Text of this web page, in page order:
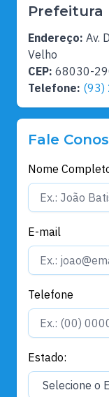
Prefeitura
Endereço: Av.
Velho
CEP: 68030-
Telefone: (93)
Fale
Nome
E-mail
Telefone
Estado: